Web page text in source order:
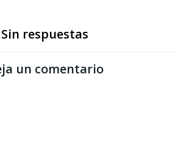
Sin respuestas
un comentario